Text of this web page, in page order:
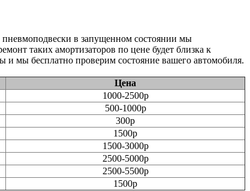
в запущенном состоянии мы
таких амортизаторов по цене будет близка к
и мы бесплатно проверим состояние вашего автомобиля.
Цена
1000-2500р
500-1000р
300р
1500р
1500-3000р
2500-5000р
2500-5500р
1500р